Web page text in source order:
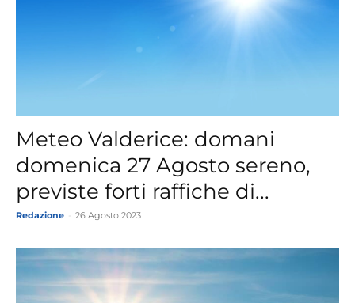
Meteo Valderice: domani
domenica 27 Agosto sereno,
previste forti raffiche di...
Redazione 26 Agosto 2023